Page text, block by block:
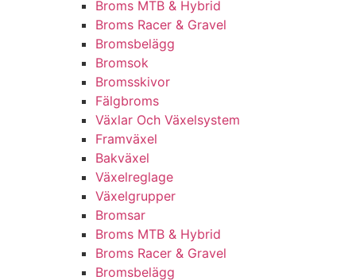
Broms MTB & Hybrid
Broms Racer & Gravel
Bromsbelägg
Bromsok
Bromsskivor
Fälgbroms
Växlar Och Växelsystem
Framväxel
Bakväxel
Växelreglage
Växelgrupper
Bromsar
Broms MTB & Hybrid
Broms Racer & Gravel
Bromsbelägg